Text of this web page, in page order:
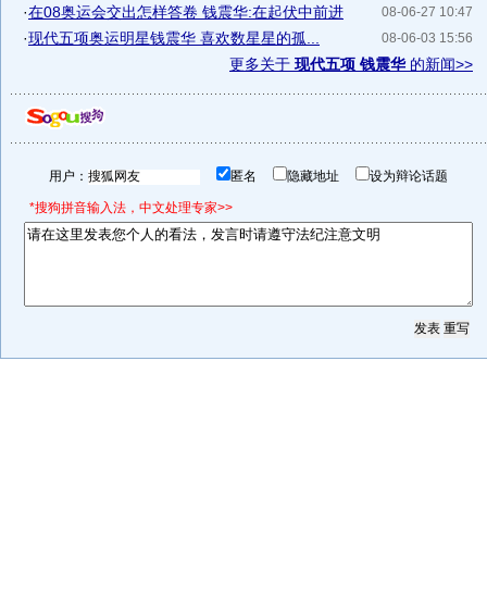
08-06-27 10:47
·在08奥运会交出怎样答卷 钱震华:在起伏中前进
08-06-03 15:56
·现代五项奥运明星钱震华 喜欢数星星的孤...
更多关于 现代五项 钱震华的新闻>>
用户： 匿名 隐藏地址 设为辩论话题
*搜狗拼音输入法，中文处理专家>>